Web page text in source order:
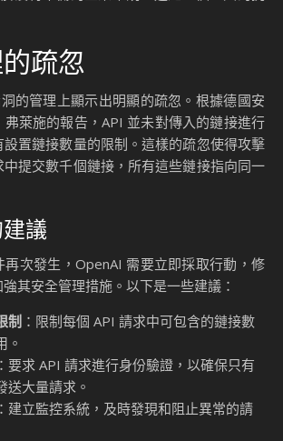
敲響了警鐘，也讓人們開始重新審視 API
這一漏洞的潛在影響不容小覷，尤其是在
）攻擊的背景下。
深遠性
廣泛，可能對多個行業造成嚴重損害。由
ChatGPT API 發送大量請求，目標網站可
，導致服務中斷。這種攻擊方式的隱蔽性
，因為請求來自不同的 IP 地址，即使啟
阻止。
服務的電子商務公司可能因為這樣的攻擊
，導致收入損失和客戶信任度下降。根據
種攻擊可能在每秒內向目標網站發送 20 至
沒有準備的企業來說，這是一個巨大的挑
疏忽